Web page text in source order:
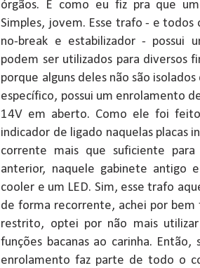
órgãos. E como eu fiz pra que
Simples, jovem. Esse trafo - e
no-break e estabilizador - possui
podem ser utilizados para diversos
porque alguns deles não são
específico, possui um enrolamento
14V em aberto. Como ele foi
indicador de ligado naquelas placas
corrente mais que suficiente
anterior, naquele gabinete antigo
cooler e um LED. Sim, esse trafo
de forma recorrente, achei por bem
restrito, optei por não mais
funções bacanas ao carinha.
enrolamento faz parte de todo o